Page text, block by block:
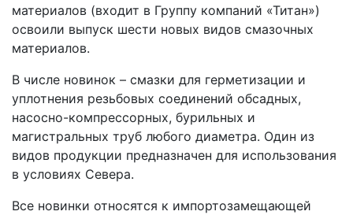
материалов (входит в Группу компаний «Титан»)
освоили выпуск шести новых видов смазочных
материалов.
В числе новинок – смазки для герметизации и
уплотнения резьбовых соединений обсадных,
насосно-компрессорных, бурильных и
магистральных труб любого диаметра. Один из
видов продукции предназначен для использования
в условиях Севера.
Все новинки относятся к импортозамещающей